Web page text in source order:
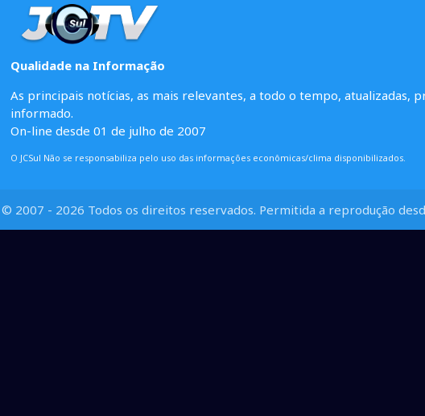
Qualidade na Informação
As principais notícias, as mais relevantes, a todo o tempo, atualizadas,
informado.
On-line desde 01 de julho de 2007
O JCSul Não se responsabiliza pelo uso das informações econômicas/clima disponibilizados.
© 2007 - 2026 Todos os direitos reservados. Permitida a reprodução